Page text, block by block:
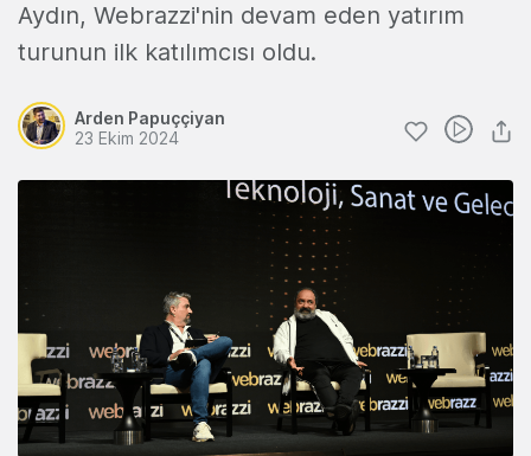
Aydın, Webrazzi'nin devam eden yatırım
turunun ilk katılımcısı oldu.
Arden Papuççiyan
23 Ekim 2024